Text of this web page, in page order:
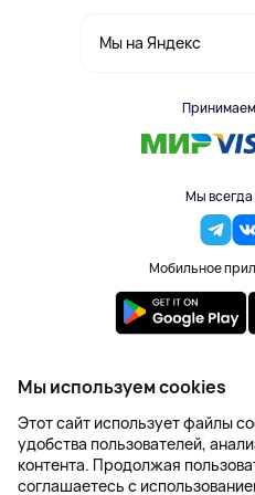
Мы на Яндекс
Мы всегда
Мобильное
2023-2026 © DoBuy.
Правила обработки
Создание
Мы используем cookies
Этот сайт использует файлы
удобства пользователей,
контента. Продолжая
соглашаетесь с